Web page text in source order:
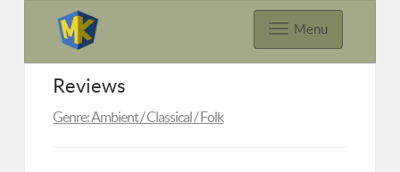
Menu
Reviews
Genre: Ambient / Classical / Folk